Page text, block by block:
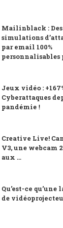
Mailinblack : Des
simulations
par email 100%
personnalisables
Jeux vidéo :
Cyberattaques
pandémie !
Creative Live!
V3, une webcam
aux ...
Qu’est-ce qu’une
de